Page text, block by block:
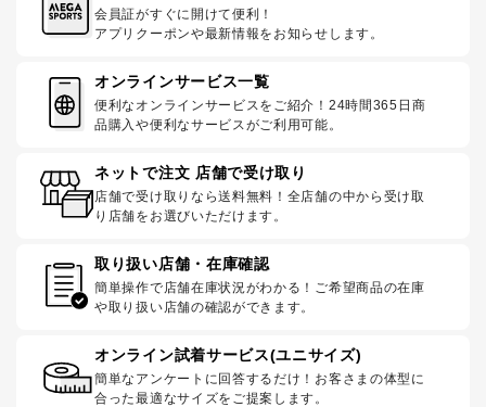
会員証がすぐに開けて便利！
アプリクーポンや最新情報をお知らせします。
オンラインサービス一覧
便利なオンラインサービスをご紹介！24時間365日商
品購入や便利なサービスがご利用可能。
ネットで注文 店舗で受け取り
店舗で受け取りなら送料無料！全店舗の中から受け取
り店舗をお選びいただけます。
取り扱い店舗・在庫確認
簡単操作で店舗在庫状況がわかる！ご希望商品の在庫
や取り扱い店舗の確認ができます。
オンライン試着サービス(ユニサイズ)
簡単なアンケートに回答するだけ！お客さまの体型に
合った最適なサイズをご提案します。